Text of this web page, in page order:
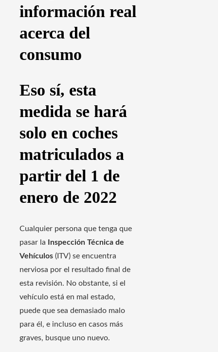
información real
acerca del
consumo
Eso sí, esta
medida se hará
solo en coches
matriculados a
partir del 1 de
enero de 2022
Cualquier persona que tenga que
pasar la
Inspección Técnica de
Vehículos (ITV) se encuentra
nerviosa por el resultado final de
esta revisión. No obstante, si el
vehículo está en mal estado,
puede que sea demasiado malo
para él, e incluso en casos más
graves, busque uno nuevo.